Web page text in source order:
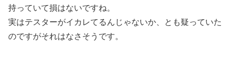
持っていて損はないですね。
実はテスターがイカレてるんじゃないか、とも疑っていた
のですがそれはなさそうです。